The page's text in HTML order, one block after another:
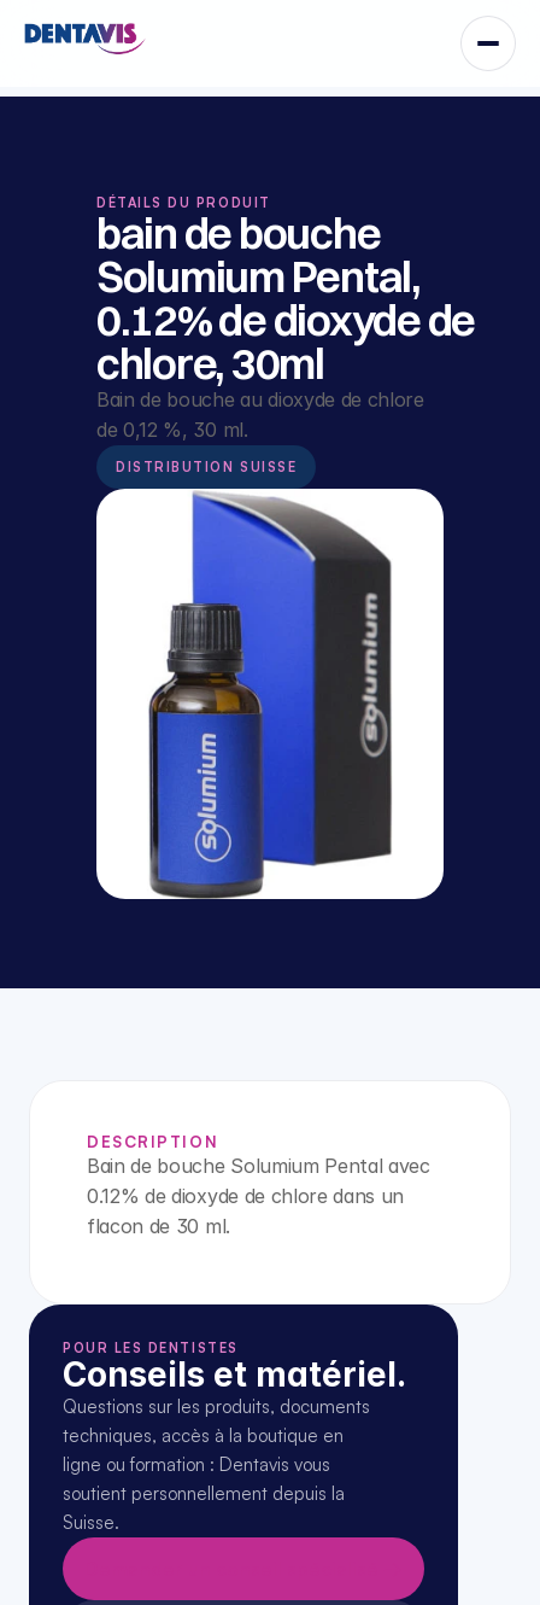
DÉTAILS DU PRODUIT
bain de bouche
Solumium Pental,
0.12% de dioxyde de
chlore, 30ml
Bain de bouche au dioxyde de chlore
de 0,12 %, 30 ml.
DISTRIBUTION SUISSE
DESCRIPTION
Bain de bouche Solumium Pental avec
0.12% de dioxyde de chlore dans un
flacon de 30 ml.
POUR LES DENTISTES
Conseils et matériel.
Questions sur les produits, documents
techniques, accès à la boutique en
ligne ou formation : Dentavis vous
soutient personnellement depuis la
Suisse.